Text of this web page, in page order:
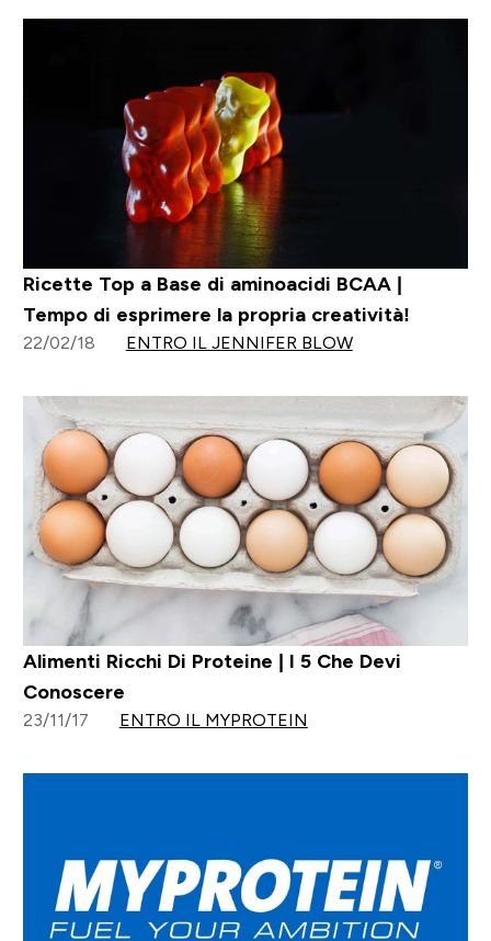
Ricette Top a Base di aminoacidi BCAA |
Tempo di esprimere la propria creatività!
22/02/18 ENTRO IL JENNIFER BLOW
Alimenti Ricchi Di Proteine | I 5 Che Devi
Conoscere
23/11/17 ENTRO IL MYPROTEIN